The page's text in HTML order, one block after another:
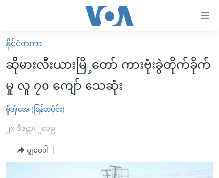
လွယ်ကူ
စေ
Link
များ
ပင်မ
မူလစာမျက်နှာ
မြန်မာ
ကမ္ဘာ့သတင်းများ
နိုင်ငံတကာ
အစ္စရေး-ပါလက်စတိုင်း
ဗွီဒီယို
အင်္ဂလိပ်စာလေ့လာမယ်
နိုင်ငံတကာ
ဆိုမားလီးယားမြို့တော် ကားဗုံးခွဲတိုက်ခိုက်
မှု လူ ၇၀ ကျော် သေဆုံး
ဗွီအိုအေ (မြန်မာပိုင်း)
၂၈ ဒီဇင္ဘာ၊ ၂၀၁၉
မျှဝေပါ